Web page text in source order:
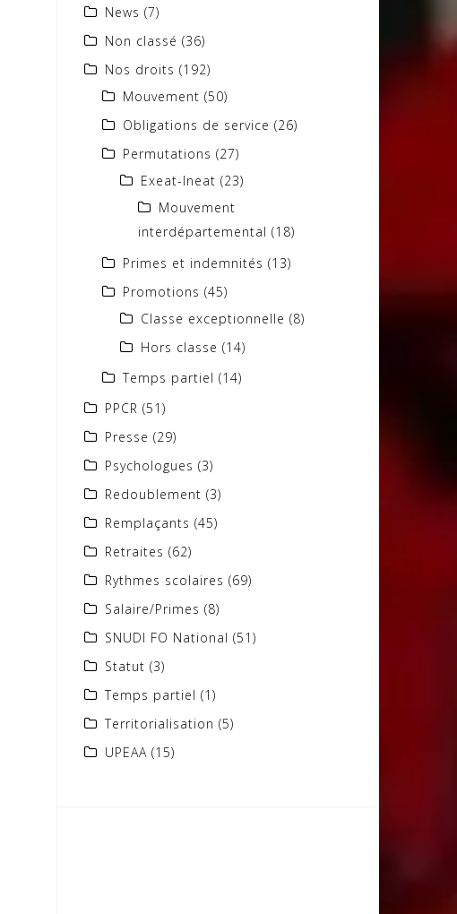
News (7)
Non classé (36)
Nos droits (192)
Mouvement (50)
Obligations de service (26)
Permutations (27)
Exeat-Ineat (23)
Mouvement
interdépartemental (18)
Primes et indemnités (13)
Promotions (45)
Classe exceptionnelle (8)
Hors classe (14)
Temps partiel (14)
PPCR (51)
Presse (29)
Psychologues (3)
Redoublement (3)
Remplaçants (45)
Retraites (62)
Rythmes scolaires (69)
Salaire/Primes (8)
SNUDI FO National (51)
Statut (3)
Temps partiel (1)
Territorialisation (5)
UPEAA (15)